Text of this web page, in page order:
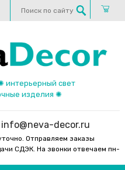
интерьерный свет
изделия ✺
info@neva-decor.ru
Отправляем заказы
СДЭК. На звонки отвечаем пн-